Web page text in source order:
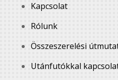
Kapcsolat
Rólunk
Összeszerelési
Utánfutókkal